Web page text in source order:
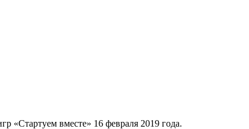
«Стартуем вместе» 16 февраля 2019 года.